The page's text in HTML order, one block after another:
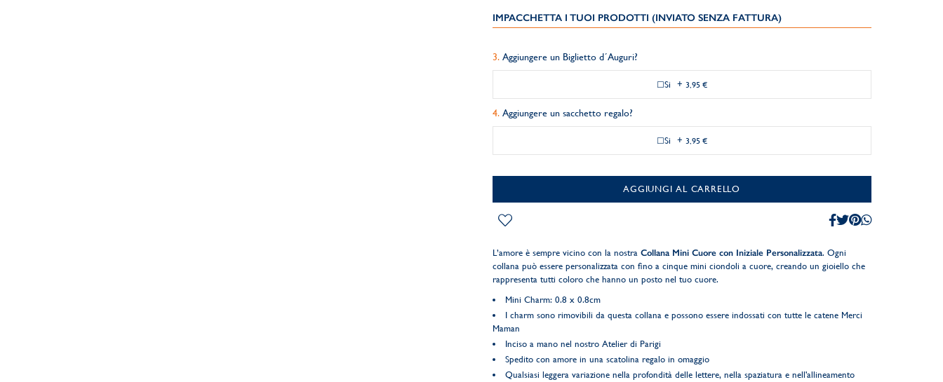
IMPACCHETTA I TUOI PRODOTTI (INVIATO SENZA FATTURA)
Aggiungere un Biglietto d´Auguri?
Si + 3,95 €
Aggiungere un sacchetto regalo?
Si + 3,95 €
AGGIUNGI AL CARRELLO
L’amore è sempre vicino con la nostra Collana Mini Cuore con Iniziale Personalizzata. Ogni
collana può essere personalizzata con fino a cinque mini ciondoli a cuore, creando un gioiello che
rappresenta tutti coloro che hanno un posto nel tuo cuore.
Mini Charm: 0.8 x 0.8cm
I charm sono rimovibili da questa collana e possono essere indossati con tutte le catene Merci
Maman
Inciso a mano nel nostro Atelier di Parigi
Spedito con amore in una scatolina regalo in omaggio
Qualsiasi leggera variazione nella profondità delle lettere, nella spaziatura e nell'allineamento